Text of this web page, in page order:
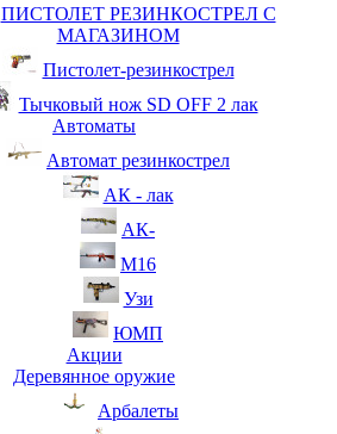
ПИСТОЛЕТ РЕЗИНКОСТРЕЛ С
МАГАЗИНОМ
Пистолет-резинкострел
Тычковый нож SD OFF 2 лак
Автоматы
Автомат резинкострел
АК - лак
АК-
М16
Узи
ЮМП
Акции
Деревянное оружие
Арбалеты